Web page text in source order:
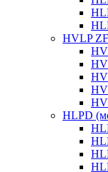
HVLP
HLPD